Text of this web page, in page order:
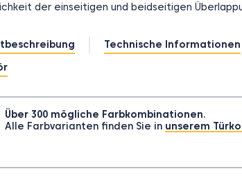
der einseitigen und beidseitigen
Technische Informationen
Über 300 mögliche Farbkombinationen.
Alle Farbvarianten finden Sie in unserem